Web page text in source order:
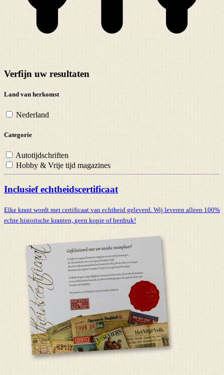
Verfijn uw resultaten
Land van herkomst
Nederland
Categorie
Autotijdschriften
Hobby & Vrije tijd magazines
Inclusief echtheidscertificaat
Elke krant wordt met certificaat van echtheid geleverd. Wij leveren alleen 100%
echte historische kranten, geen kopie of herdruk!